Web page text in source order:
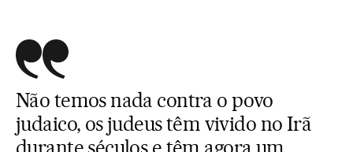
Não temos nada contra o povo
judaico, os judeus têm vivido no Irã
durante séculos e têm agora um